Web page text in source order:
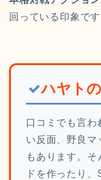
回っている印象です
ハヤト
口コミでも言わ
い反面、野良マ
もあります。
ドを作ったり